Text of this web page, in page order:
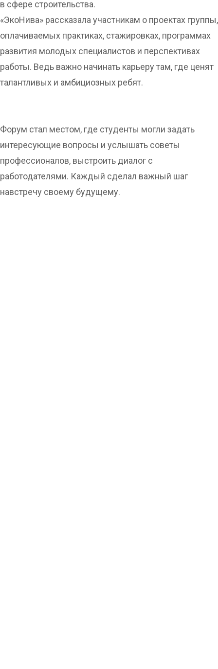
в сфере строительства.
«ЭкоНива» рассказала участникам о проектах группы,
оплачиваемых практиках, стажировках, программах
развития молодых специалистов и перспективах
работы. Ведь важно начинать карьеру там, где ценят
талантливых и амбициозных ребят.
Форум стал местом, где студенты могли задать
интересующие вопросы и услышать советы
профессионалов, выстроить диалог с
работодателями. Каждый сделал важный шаг
навстречу своему будущему.